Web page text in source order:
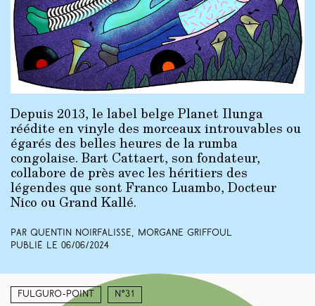
Depuis 2013, le label belge Planet Ilunga
réédite en vinyle des morceaux introuvables ou
égarés des belles heures de la rumba
congolaise. Bart Cattaert, son fondateur,
collabore de près avec les héritiers des
légendes que sont Franco Luambo, Docteur
Nico ou Grand Kallé.
Par Quentin Noirfalisse, Morgane Griffoul
Publié le 06/06/2024
Fulguro-Point N°31